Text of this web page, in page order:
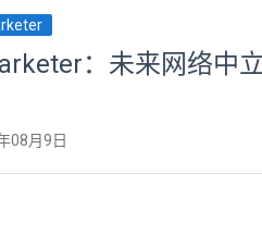
：未来网络中
08月9日